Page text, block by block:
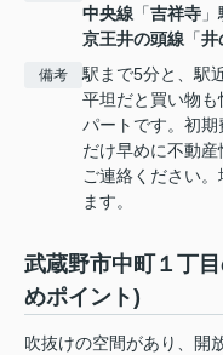
中央線 「吉祥寺
京王井の頭線 「井
備考
駅まで5分と、駅
平坦だと買い物
パートです。初
だけ早めに不動
ご連絡ください
ます。
武蔵野市中町１丁
めポイント)
吹抜けの空間があり、開